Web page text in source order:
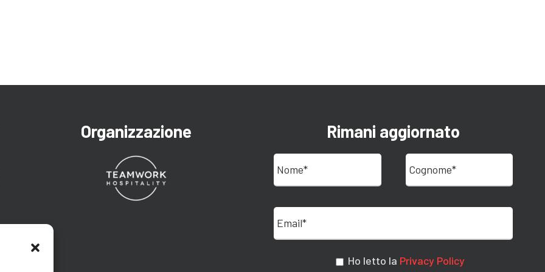
Organizzazione Rimani aggiornato
Ho letto la Privacy Policy